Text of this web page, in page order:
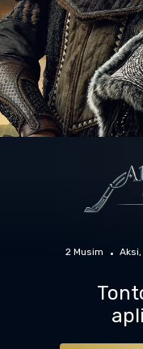
2 Musim Aksi